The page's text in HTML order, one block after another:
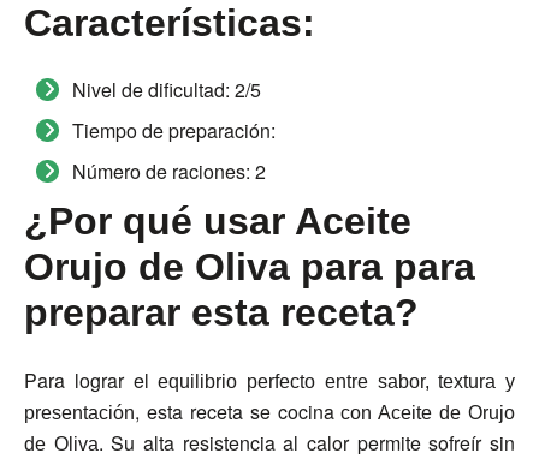
Características:
Nivel de dificultad: 2/5
Tiempo de preparación:
Número de raciones: 2
¿Por qué usar Aceite
Orujo de Oliva para para
preparar esta receta?
Para lograr elequilibrio perfecto entre sabor, textura y
presentación, esta receta se cocinacon Aceite de Orujo
de Oliva. Su alta resistencia al calorpermite sofreír sin